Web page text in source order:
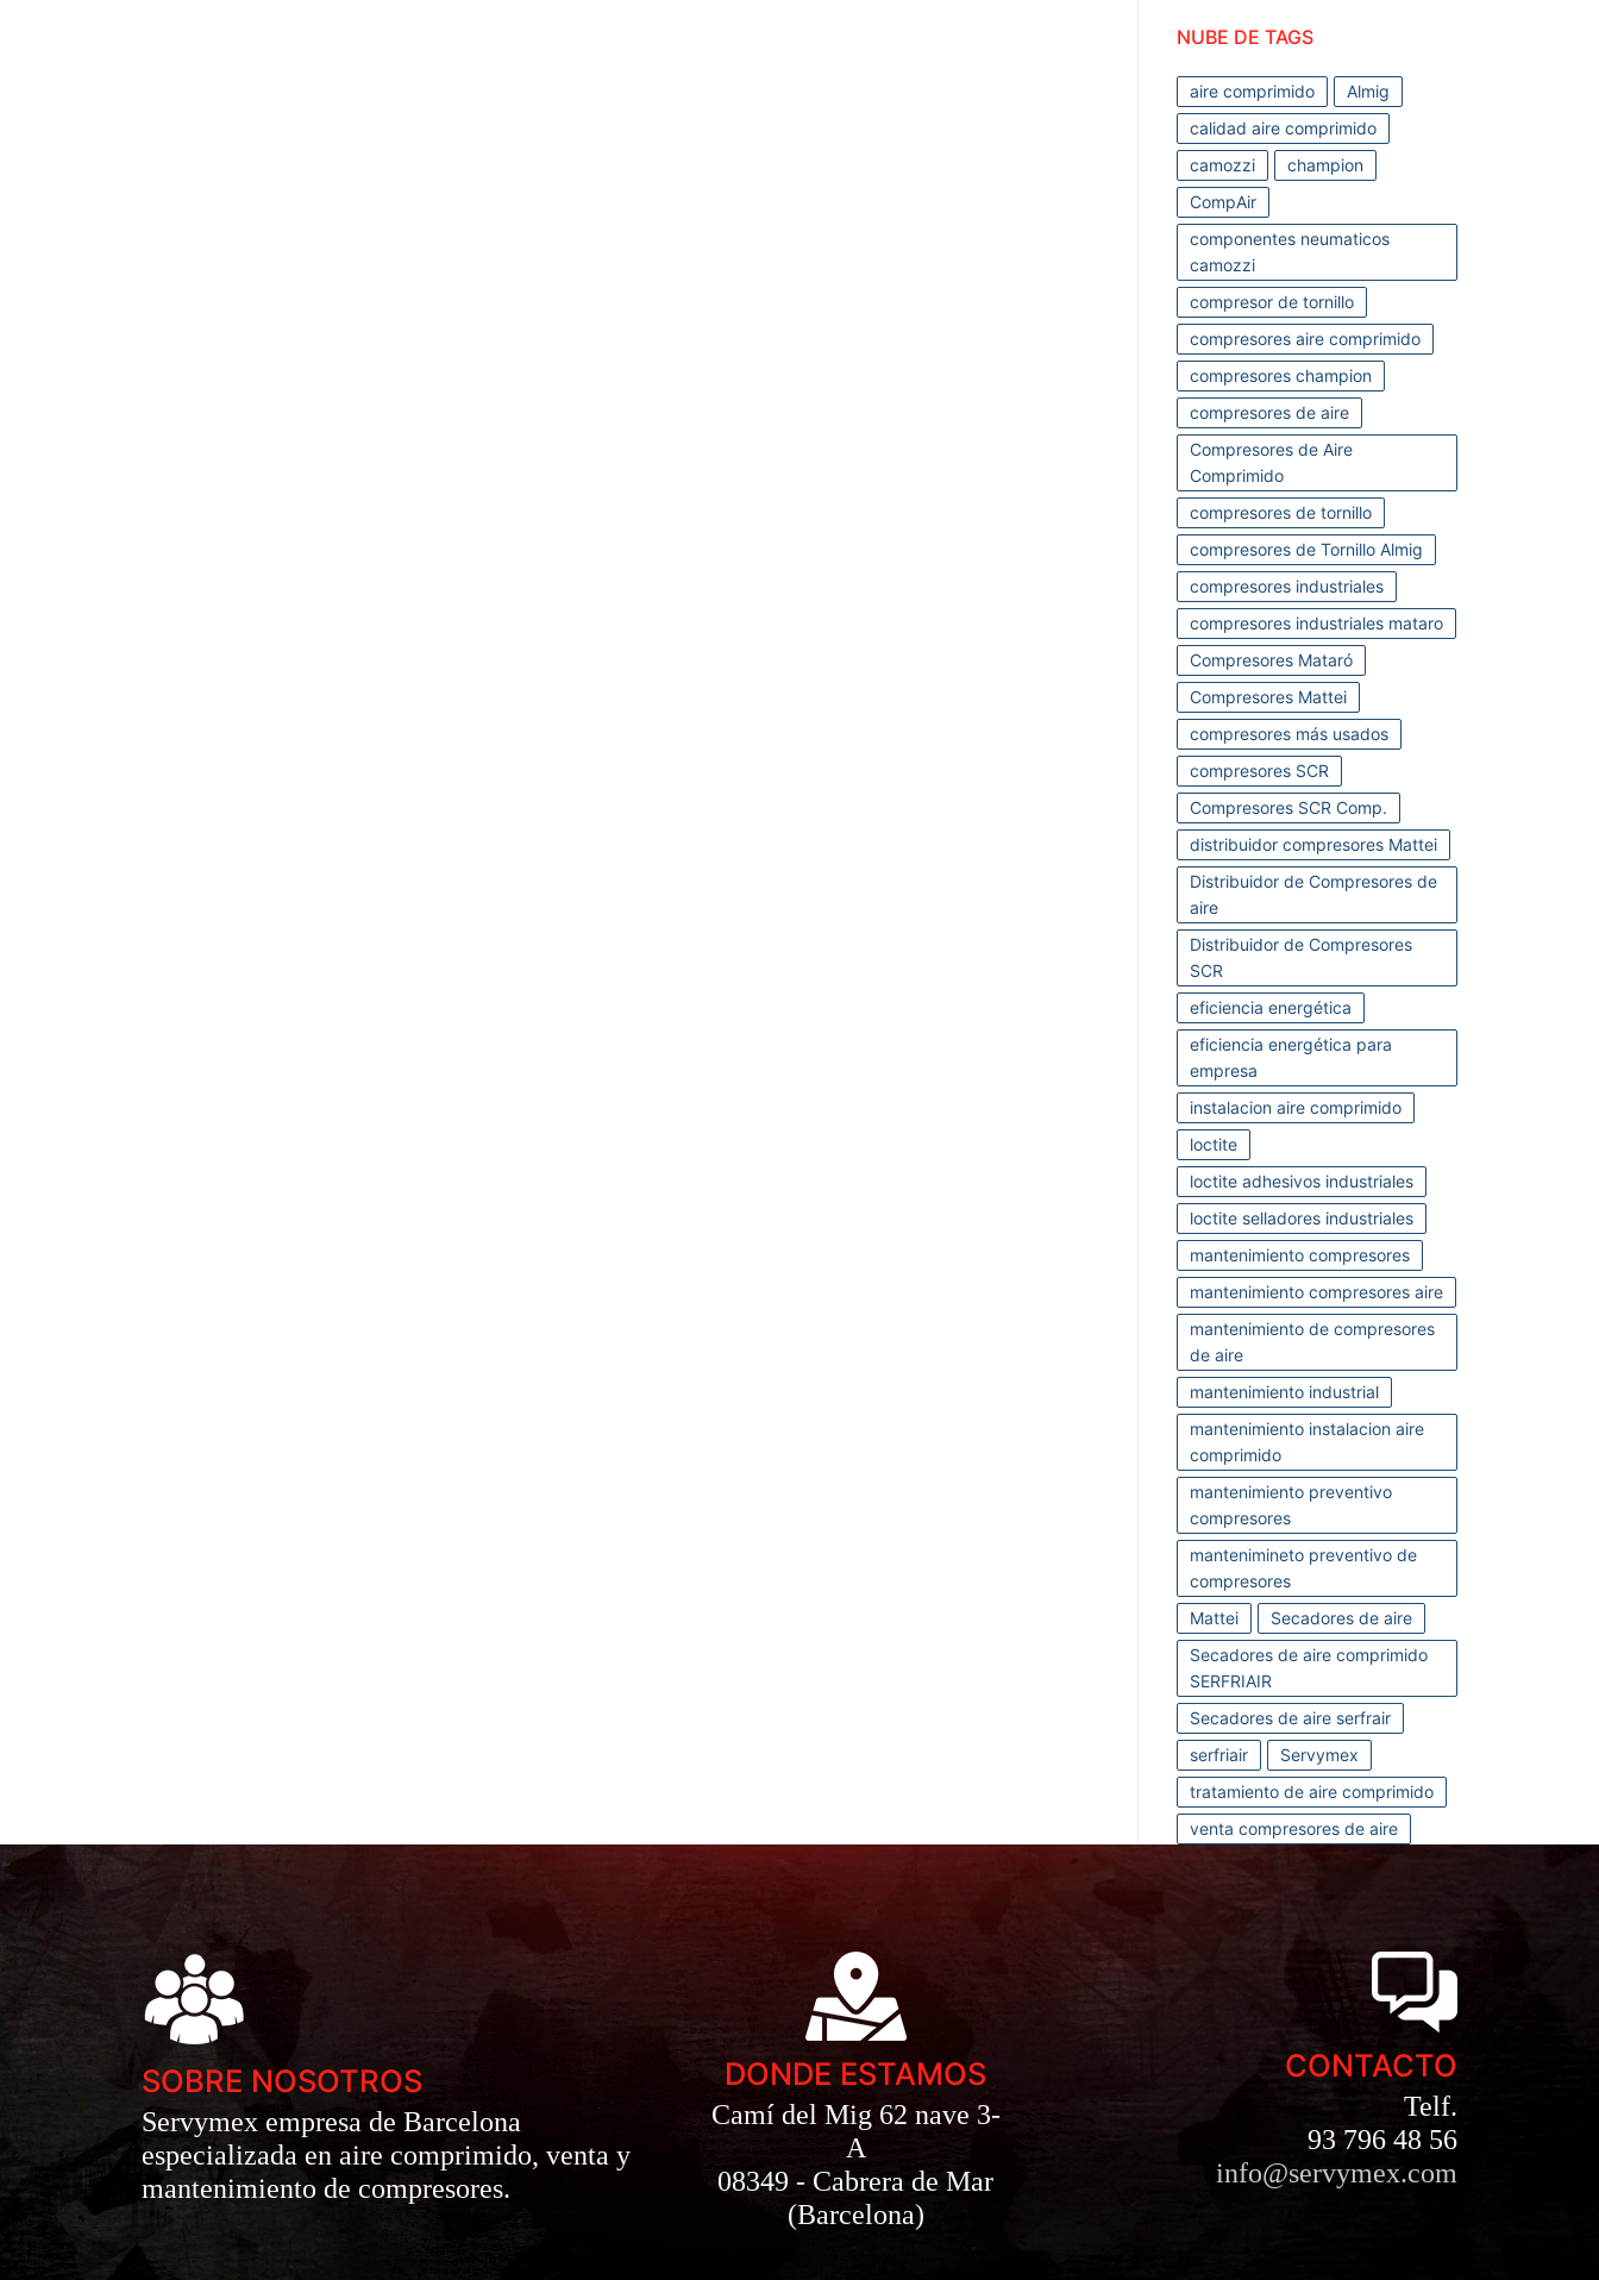
NUBE DE TAGS
aire comprimido
Almig
calidad aire comprimido
camozzi
champion
CompAir
componentes neumaticos
camozzi
compresor de tornillo
compresores aire comprimido
compresores champion
compresores de aire
Compresores de Aire
Comprimido
compresores de tornillo
compresores de Tornillo Almig
compresores industriales
compresores industriales mataro
Compresores Mataró
Compresores Mattei
compresores más usados
compresores SCR
Compresores SCR Comp.
distribuidor compresores Mattei
Distribuidor de Compresores de
aire
Distribuidor de Compresores
SCR
eficiencia energética
eficiencia energética para
empresa
instalacion aire comprimido
loctite
loctite adhesivos industriales
loctite selladores industriales
mantenimiento compresores
mantenimiento compresores aire
mantenimiento de compresores
de aire
mantenimiento industrial
mantenimiento instalacion aire
comprimido
mantenimiento preventivo
compresores
mantenimineto preventivo de
compresores
Mattei
Secadores de aire
Secadores de aire comprimido
SERFRIAIR
Secadores de aire serfrair
serfriair
Servymex
tratamiento de aire comprimido
venta compresores de aire
SOBRE NOSOTROS
Servymex empresa de Barcelona
especializada en aire comprimido, venta y
mantenimiento de compresores.
DONDE ESTAMOS
Camí del Mig 62 nave 3-
A
08349 - Cabrera de Mar
(Barcelona)
CONTACTO
Telf.
93 796 48 56
info@servymex.com